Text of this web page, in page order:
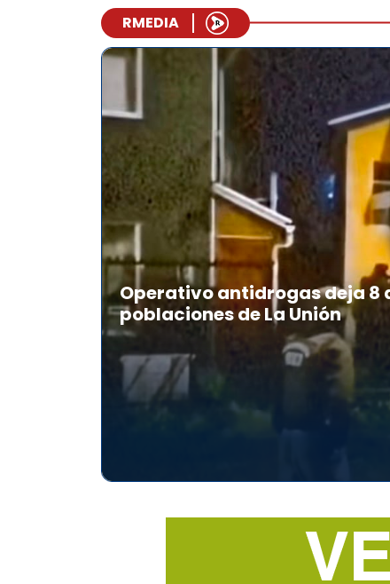
RMEDIA
Operativo antidrogas deja 8
poblaciones de La Unión